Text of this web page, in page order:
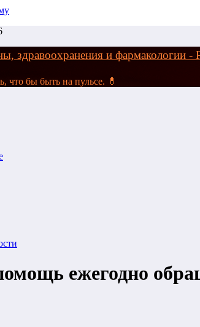
здравоохранения и
что бы быть на пульсе. 💊
ежегодно